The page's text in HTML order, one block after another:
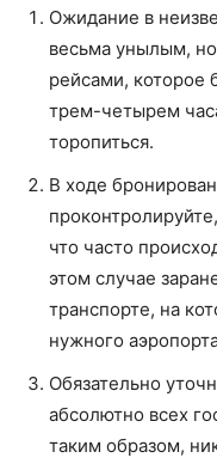
Ожидание в
весьма унылым,
рейсами, которое
трем-четырем
торопиться.
В ходе
что часто
этом случае
транспорте, на
нужного
Обязательно
абсолютно всех
таким образом,